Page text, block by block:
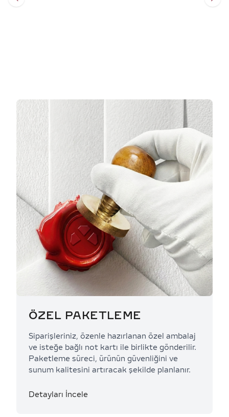
ÖZEL PAKETLEME
Siparişleriniz, özenle hazırlanan özel ambalaj
ve isteğe bağlı not kartı ile birlikte gönderilir.
Paketleme süreci, ürünün güvenliğini ve
sunum kalitesini artıracak şekilde planlanır.
Detayları İncele